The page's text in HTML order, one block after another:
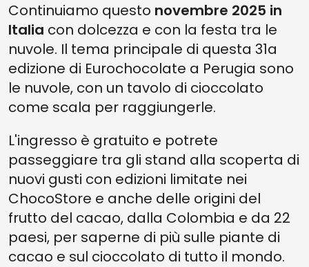
Continuiamo questo novembre 2025 in
Italia con dolcezza e con la festa tra le
nuvole. Il tema principale di questa 31a
edizione di Eurochocolate a Perugia sono
le nuvole, con un tavolo di cioccolato
come scala per raggiungerle.
L'ingresso è gratuito e potrete
passeggiare tra gli stand alla scoperta di
nuovi gusti con edizioni limitate nei
ChocoStore e anche delle origini del
frutto del cacao, dalla Colombia e da 22
paesi, per saperne di più sulle piante di
cacao e sul cioccolato di tutto il mondo.